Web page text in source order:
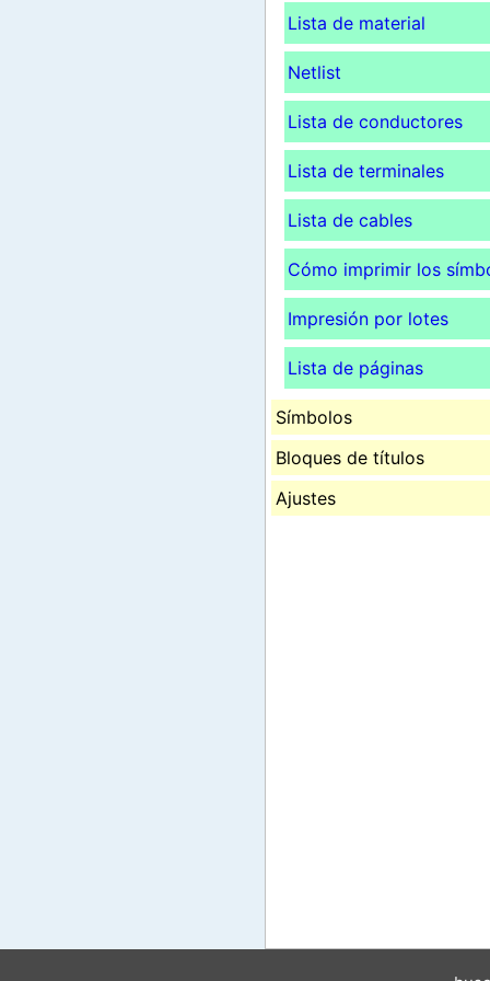
Lista de material
Netlist
Lista de conductores
Lista de terminales
Lista de cables
Cómo imprimir los
Impresión por lotes
Lista de páginas
Símbolos
Bloques de títulos
Ajustes